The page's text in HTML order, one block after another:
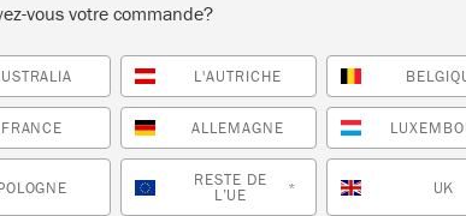
BOUTIQUE PEINTURES TOUTES LES COULEURS
vous votre commande?
L'AUTRICHE
FRANCE ALLEMAGNE
RESTE DE
L’UE * UK